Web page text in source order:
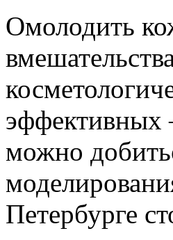
Омолодить
эффективных
можно
Петербурге